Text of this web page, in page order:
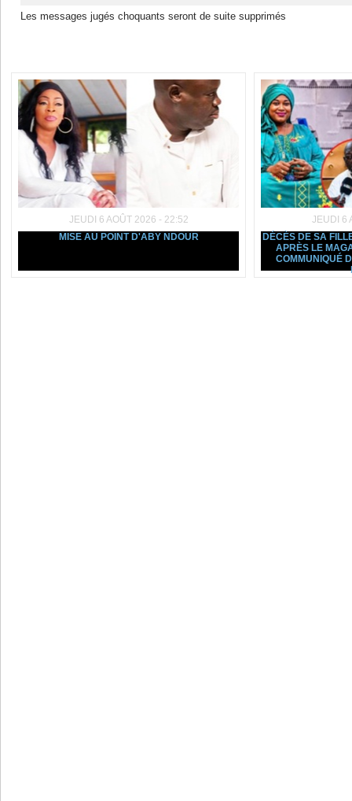
Les messages jugés choquants seront de suite supprimés
JEUDI 6 AOÛT 2026 - 22:52
MISE AU POINT D'ABY NDOUR
JEUDI 6
DÉCÈS DE SA
APRÈS LE
COMMUNIQUÉ